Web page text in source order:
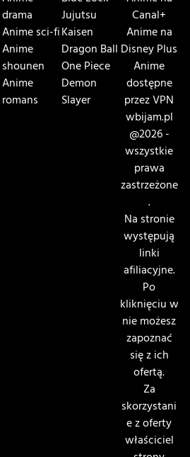
drama
Anime sci-fi
Anime
shounen
Anime
romans
Jujutsu
Kaisen
Dragon Ball
One Piece
Demon
Slayer
Canal+
Anime na
Disney Plus
Anime
dostępne
przez VPN
wbijam.pl
@2026 -
wszystkie
prawa
zastrzeżone
.
Na stronie
występują
linki
afiliacyjne.
Po
kliknięciu w
nie możesz
zapoznać
się z ich
ofertą.
Za
skorzystani
e z oferty
właściciel